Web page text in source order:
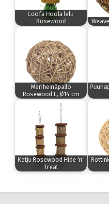
Loofa Hoola lelu
Rosewood
Meriheinäpallo
Rosewood L, Ø14 cm
Ketju Rosewood Hide 'n'
Treat